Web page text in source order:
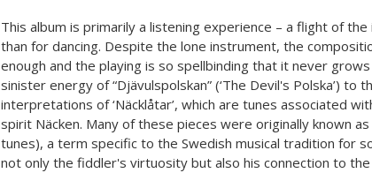
This album is primarily a listening experience – a flight of
than for dancing. Despite the lone instrument, the
enough and the playing is so spellbinding that it never
sinister energy of “Djävulspolskan” (‘The Devil's Polska’) to
interpretations of ‘Näcklåtar’, which are tunes associated
spirit Näcken. Many of these pieces were originally known as
tunes), a term specific to the Swedish musical tradition for
not only the fiddler's virtuosity but also his connection to